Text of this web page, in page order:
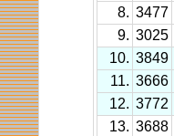
8. 3477
9. 3025
10. 3849
11. 3666
12. 3772
13. 3688